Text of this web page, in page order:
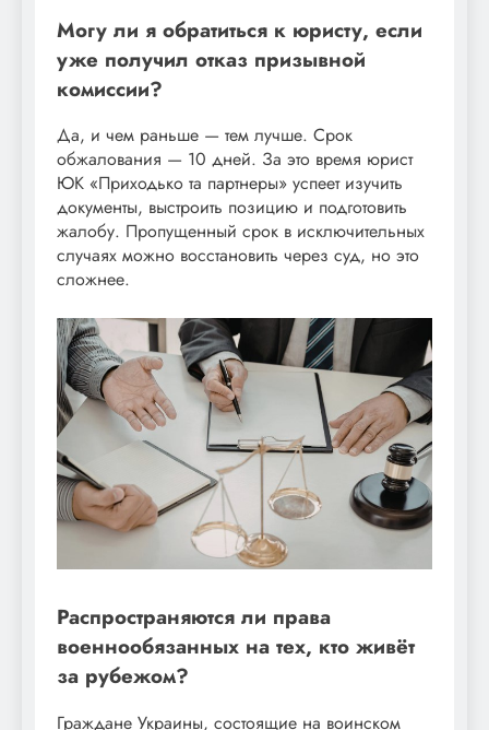
Могу ли я обратиться к юристу, если
уже получил отказ призывной
комиссии?
Да, и чем раньше — тем лучше. Срок
обжалования — 10 дней. За это время юрист
ЮК «Приходько та партнеры» успеет изучить
документы, выстроить позицию и подготовить
жалобу. Пропущенный срок в исключительных
случаях можно восстановить через суд, но это
сложнее.
Распространяются ли права
военнообязанных на тех, кто живёт
за рубежом?
Граждане Украины, состоящие на воинском